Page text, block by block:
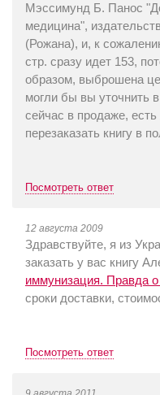
Мэссимунд Б. Панос
медицина",
(Рожана), и, к
стр. сразу идет 153,
образом, выброшена
могли бы вы уточнить
сейчас в продаже,
перезаказать книгу в
Посмотреть ответ
12 августа 2009
Здравствуйте, я из
заказать у вас книгу
иммунизация. Правда о
сроки доставки,
Посмотреть ответ